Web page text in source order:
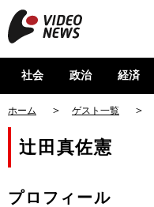
社会 政治 経済
ホーム ゲスト一覧
辻田真佐憲
プロフィール